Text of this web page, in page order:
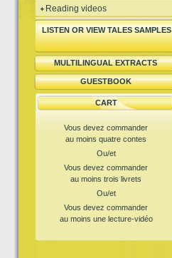
Reading videos
LISTEN OR VIEW TALES SAMPLES
MULTILINGUAL EXTRACTS
GUESTBOOK
CART
Vous devez commander
au moins quatre contes
Ou/et
Vous devez commander
au moins trois livrets
Ou/et
Vous devez commander
au moins une lecture-vidéo